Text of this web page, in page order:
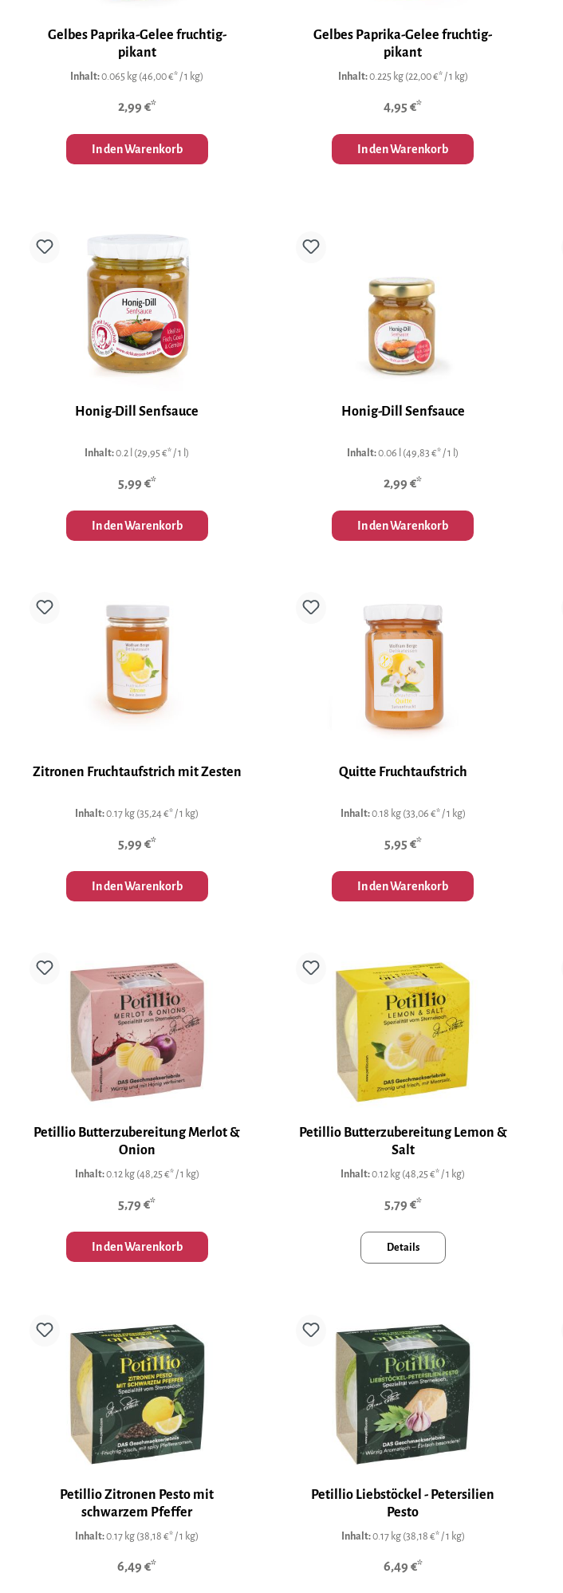
Gelbes Paprika-Gelee fruchtig-
pikant
Inhalt:0.065 kg (46,00 €* / 1 kg)
2,99 €*
In den Warenkorb
Gelbes Paprika-Gelee fruchtig-
pikant
Inhalt:0.225 kg (22,00 €* / 1 kg)
4,95 €*
In den Warenkorb
Honig-Dill Senfsauce
Inhalt:0.2 l (29,95 €* / 1 l)
5,99 €*
In den Warenkorb
Honig-Dill Senfsauce
Inhalt:0.06 l (49,83 €* / 1 l)
2,99 €*
In den Warenkorb
Zitronen Fruchtaufstrich mit Zesten
Inhalt:0.17 kg (35,24 €* / 1 kg)
5,99 €*
In den Warenkorb
Quitte Fruchtaufstrich
Inhalt:0.18 kg (33,06 €* / 1 kg)
5,95 €*
In den Warenkorb
Petillio Butterzubereitung Merlot &
Onion
Inhalt:0.12 kg (48,25 €* / 1 kg)
5,79 €*
In den Warenkorb
Petillio Butterzubereitung Lemon &
Salt
Inhalt:0.12 kg (48,25 €* / 1 kg)
5,79 €*
Details
Petillio Zitronen Pesto mit
schwarzem Pfeffer
Inhalt:0.17 kg (38,18 €* / 1 kg)
6,49 €*
Petillio Liebstöckel - Petersilien
Pesto
Inhalt:0.17 kg (38,18 €* / 1 kg)
6,49 €*